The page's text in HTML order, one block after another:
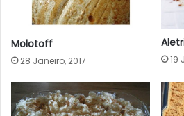
Molotoff
28 Janeiro, 2017 19